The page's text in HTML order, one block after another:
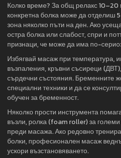
Колко време? За общ релакс 10–20
конкретна болка може да отделиш
зона няколко пъти на ден. Ако
остра болка или слабост, спри и
признаци, че може да има по-
Избягвай масаж при температура,
възпаления, кръвни съсиреци
сърдечни състояния. Бременните
специални техники и да се
обучен за бременност.
Няколко прости инструмента
възли, ролка (foam roller) за
преди масажа. Ако редовно
болки, професионален масаж
ускори възстановяването.